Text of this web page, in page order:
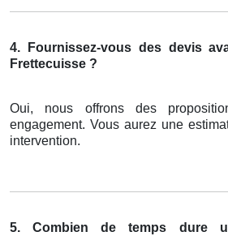
4. Fournissez-vous des devis
Frettecuisse ?
Oui, nous offrons des
engagement. Vous aurez une
intervention.
5. Combien de temps dure